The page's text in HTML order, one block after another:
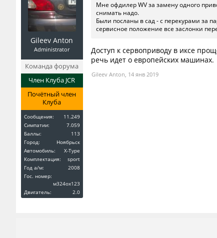
Gileev Anton
Administrator
Команда форума
Член Клуба JCR
Почётный член
Клуба
Сообщения:
11.249
Симпатии:
7.059
Баллы:
113
Город:
Ноябрьск
Автомобиль:
X-Type
Комплектация:
sport
Год a/м:
2008
Гос. номер:
м324ох123
Двигатель:
2.0
Мне офдилер WV за замену одного
снимать надо.
Были посланы в сад - с перекурами за
сервисное положение все заслонки
Доступ к сервоприводу в иксе
речь идет о европейских машинах.
Gileev Anton, 14 янв 2019